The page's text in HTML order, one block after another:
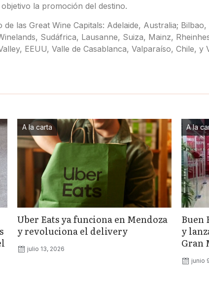
la promoción del destino.
las Great Wine Capitals: Adelaide, Australia; Bilbao,
Sudáfrica, Lausanne, Suiza, Mainz,
EEUU, Valle de Casablanca, Valparaíso, Chile, y
A la carta
Uber Eats ya funciona en Mendoza
y revoluciona el delivery
julio 13, 2026
A la
Buen
y
Gran
junio